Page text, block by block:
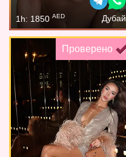
1h: 1850 AED Дубай
Проверено